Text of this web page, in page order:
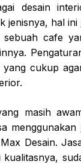
desain
jenisnya, hal ini
cafe
cukup
masih
menggunakan
Desain.